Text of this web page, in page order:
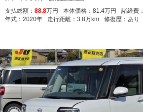
支払総額： 88.8万円 本体価格： 81.4万円 諸経費：
年式： 2020年 走行距離： 3.8万km 修復歴： あり